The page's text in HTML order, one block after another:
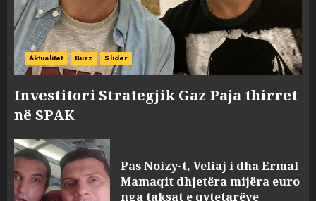
Aktualitet Buzz Slider
Investitori Strategjik Gaz Paja thirret
në SPAK
Pas Noizy-t, Veliaj i dha Ermal
Mamaqit dhjetëra mijëra euro
nga taksat e qytetarëve